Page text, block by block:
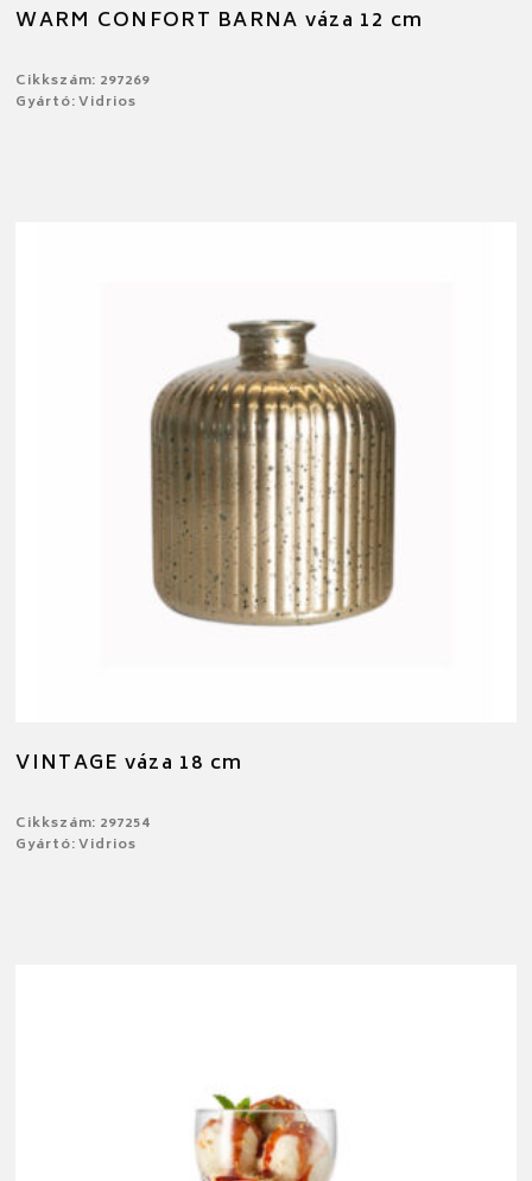
WARM CONFORT BARNA váza 12 cm
Cikkszám: 297269
Gyártó: Vidrios
VINTAGE váza 18 cm
Cikkszám: 297254
Gyártó: Vidrios